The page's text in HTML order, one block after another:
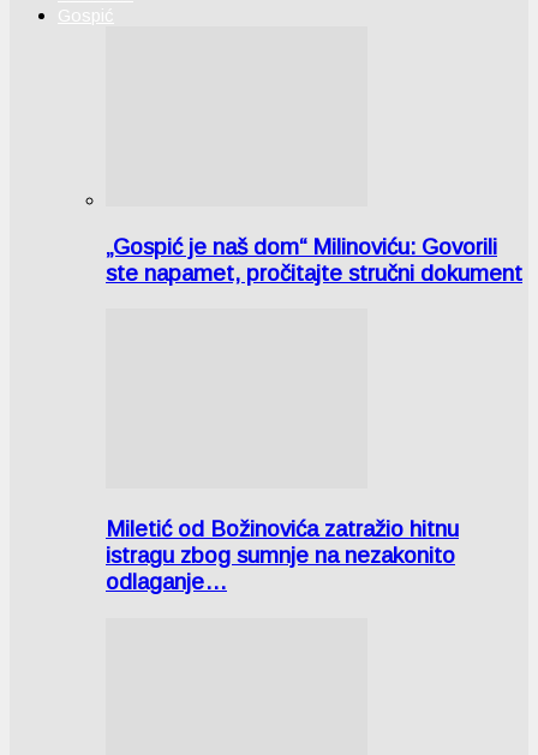
Gospić
„Gospić je naš dom“ Milinoviću: Govorili
ste napamet, pročitajte stručni dokument
Miletić od Božinovića zatražio hitnu
istragu zbog sumnje na nezakonito
odlaganje…